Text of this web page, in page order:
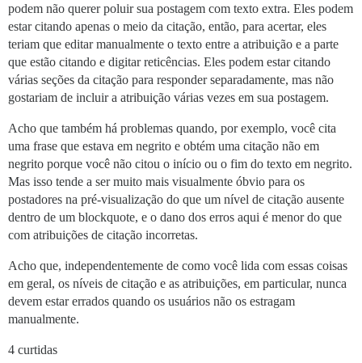
podem não querer poluir sua postagem com texto extra. Eles podem
estar citando apenas o meio da citação, então, para acertar, eles
teriam que editar manualmente o texto entre a atribuição e a parte
que estão citando e digitar reticências. Eles podem estar citando
várias seções da citação para responder separadamente, mas não
gostariam de incluir a atribuição várias vezes em sua postagem.
Acho que também há problemas quando, por exemplo, você cita
uma frase que estava em negrito e obtém uma citação não em
negrito porque você não citou o início ou o fim do texto em negrito.
Mas isso tende a ser muito mais visualmente óbvio para os
postadores na pré-visualização do que um nível de citação ausente
dentro de um blockquote, e o dano dos erros aqui é menor do que
com atribuições de citação incorretas.
Acho que, independentemente de como você lida com essas coisas
em geral, os níveis de citação e as atribuições, em particular, nunca
devem estar errados quando os usuários não os estragam
manualmente.
4 curtidas